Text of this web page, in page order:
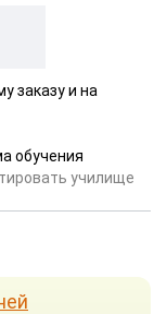
заказу и на
обучения
училище